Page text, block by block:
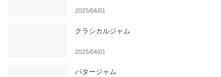
2025/04/01
クラシカルジャム
2025/04/01
バタージャム